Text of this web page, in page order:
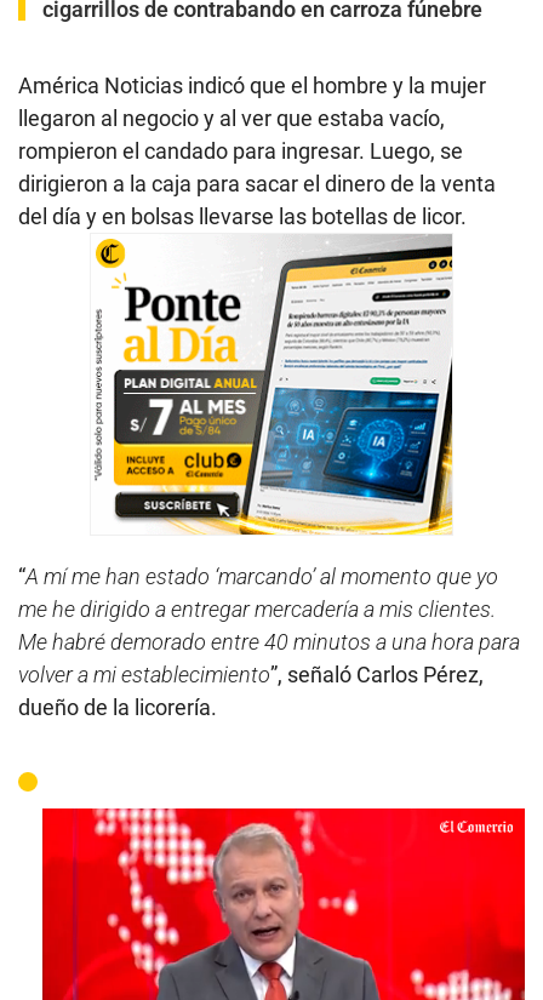
cigarrillos de contrabando en carroza fúnebre
América Noticias indicó que el hombre y la mujer
llegaron al negocio y al ver que estaba vacío,
rompieron el candado para ingresar. Luego, se
dirigieron a la caja para sacar el dinero de la venta
del día y en bolsas llevarse las botellas de licor.
“A mí me han estado ‘marcando’ al momento que yo
me he dirigido a entregar mercadería a mis clientes.
Me habré demorado entre 40 minutos a una hora para
volver a mi establecimiento”, señaló Carlos Pérez,
dueño de la licorería.